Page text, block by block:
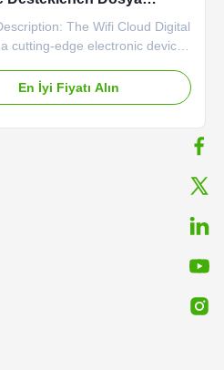
JPEG
The Wifi Cloud Digital
cutting-edge electronic device
and videos. With support for a
file formats, including JPEG,
En İyi Fiyatı Alın